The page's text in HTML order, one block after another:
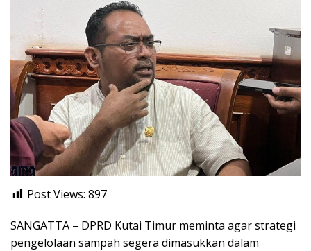
Post Views: 897
SANGATTA – DPRD Kutai Timur meminta agar strategi
pengelolaan sampah segera dimasukkan dalam